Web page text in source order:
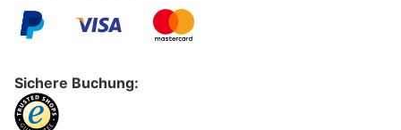
Sichere Buchung: